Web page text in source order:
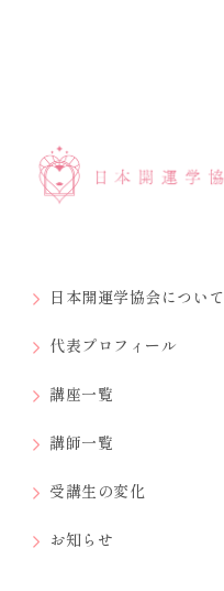
日本開運学協会について
代表プロフィール
講座一覧
講師一覧
受講生の変化
お知らせ